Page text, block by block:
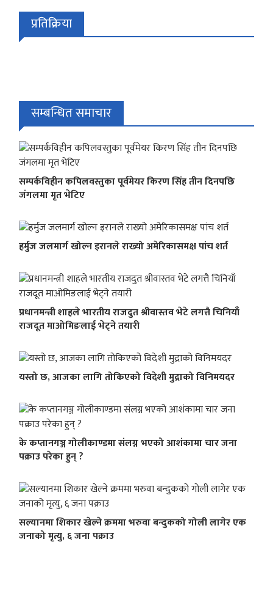
प्रतिक्रिया
सम्बन्धित समाचार
सम्पर्कविहीन कपिलवस्तुका पूर्वमेयर किरण सिंह तीन दिनपछि
जंगलमा मृत भेटिए
हर्मुज जलमार्ग खोल्न इरानले राख्यो अमेरिकासमक्ष पांच शर्त
प्रधानमन्त्री शाहले भारतीय राजदुत श्रीवास्तव भेटे लगत्तै चिनियाँ
राजदूत माओमिङलाई भेट्ने तयारी
यस्तो छ, आजका लागि तोकिएको विदेशी मुद्राको विनिमयदर
के कप्तानगञ्ज गोलीकाण्डमा संलग्न भएको आशंकामा चार जना
पक्राउ परेका हुन् ?
सल्यानमा शिकार खेल्ने क्रममा भरुवा बन्दुकको गोली लागेर एक
जनाको मृत्यु, ६ जना पक्राउ